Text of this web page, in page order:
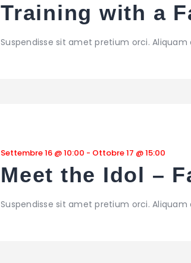
Training with a
Suspendisse sit amet pretium orci.
Settembre 16 @ 10:00 - Ottobre 17 @ 15:00
Meet the Idol –
Suspendisse sit amet pretium orci.